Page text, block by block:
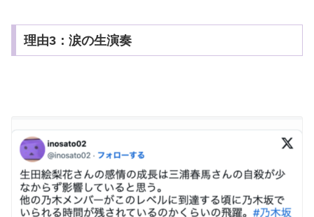
理由3：涙の生演奏